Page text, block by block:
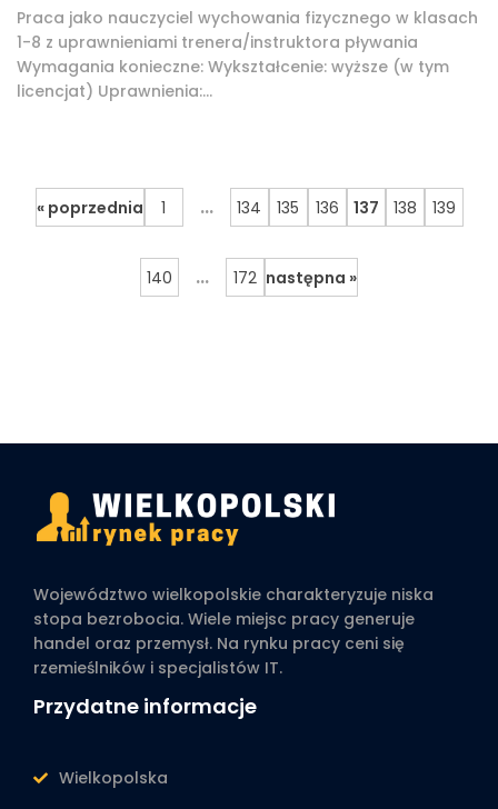
Praca jako nauczyciel wychowania fizycznego w klasach
1-8 z uprawnieniami trenera/instruktora pływania
Wymagania konieczne: Wykształcenie: wyższe (w tym
licencjat) Uprawnienia:...
« poprzednia 1 ... 134 135 136 137 138 139
140 ... 172 następna »
Województwo wielkopolskie charakteryzuje niska
stopa bezrobocia. Wiele miejsc pracy generuje
handel oraz przemysł. Na rynku pracy ceni się
rzemieślników i specjalistów IT.
Przydatne informacje
Wielkopolska